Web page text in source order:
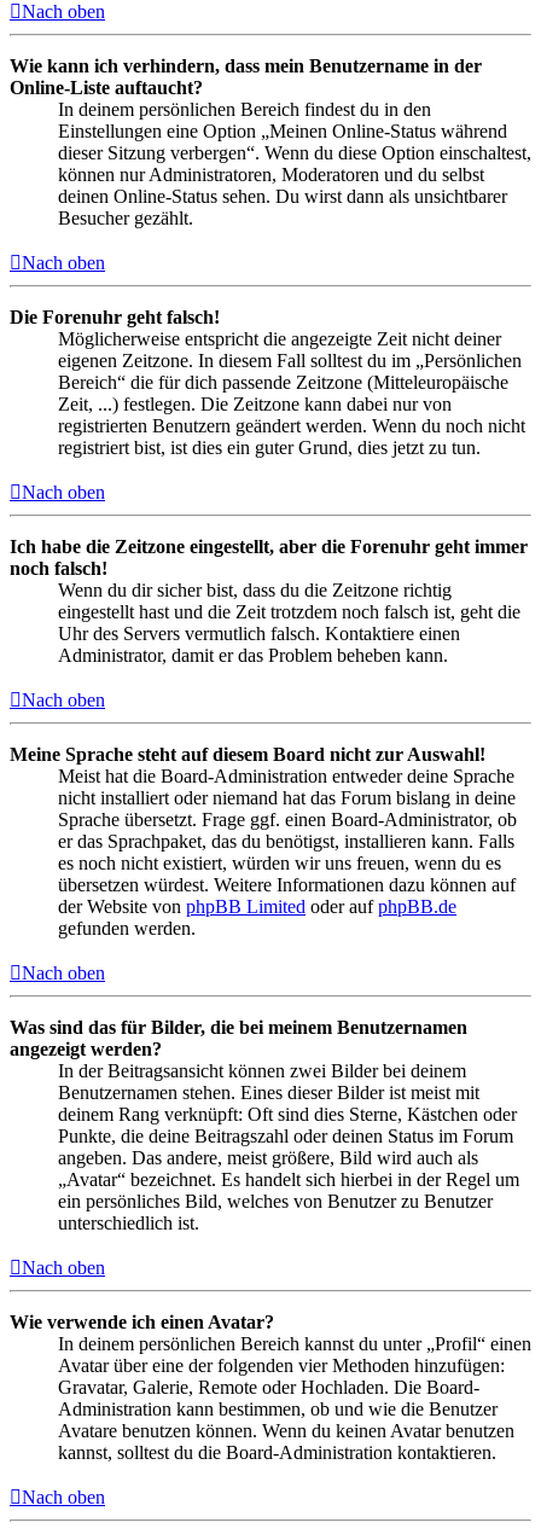
Nach oben
Wie kann ich verhindern, dass mein Benutzername in der
Online-Liste auftaucht?
In deinem persönlichen Bereich findest du in den
Einstellungen eine Option „Meinen Online-Status während
dieser Sitzung verbergen“. Wenn du diese Option einschaltest,
können nur Administratoren, Moderatoren und du selbst
deinen Online-Status sehen. Du wirst dann als unsichtbarer
Besucher gezählt.
Nach oben
Die Forenuhr geht falsch!
Möglicherweise entspricht die angezeigte Zeit nicht deiner
eigenen Zeitzone. In diesem Fall solltest du im „Persönlichen
Bereich“ die für dich passende Zeitzone (Mitteleuropäische
Zeit, ...) festlegen. Die Zeitzone kann dabei nur von
registrierten Benutzern geändert werden. Wenn du noch nicht
registriert bist, ist dies ein guter Grund, dies jetzt zu tun.
Nach oben
Ich habe die Zeitzone eingestellt, aber die Forenuhr geht immer
noch falsch!
Wenn du dir sicher bist, dass du die Zeitzone richtig
eingestellt hast und die Zeit trotzdem noch falsch ist, geht die
Uhr des Servers vermutlich falsch. Kontaktiere einen
Administrator, damit er das Problem beheben kann.
Nach oben
Meine Sprache steht auf diesem Board nicht zur Auswahl!
Meist hat die Board-Administration entweder deine Sprache
nicht installiert oder niemand hat das Forum bislang in deine
Sprache übersetzt. Frage ggf. einen Board-Administrator, ob
er das Sprachpaket, das du benötigst, installieren kann. Falls
es noch nicht existiert, würden wir uns freuen, wenn du es
übersetzen würdest. Weitere Informationen dazu können auf
der Website von phpBB Limited oder aufphpBB.de
gefunden werden.
Nach oben
Was sind das für Bilder, die bei meinem Benutzernamen
angezeigt werden?
In der Beitragsansicht können zwei Bilder bei deinem
Benutzernamen stehen. Eines dieser Bilder ist meist mit
deinem Rang verknüpft: Oft sind dies Sterne, Kästchen oder
Punkte, die deine Beitragszahl oder deinen Status im Forum
angeben. Das andere, meist größere, Bild wird auch als
„Avatar“ bezeichnet. Es handelt sich hierbei in der Regel um
ein persönliches Bild, welches von Benutzer zu Benutzer
unterschiedlich ist.
Nach oben
Wie verwende ich einen Avatar?
In deinem persönlichen Bereich kannst du unter „Profil“ einen
Avatar über eine der folgenden vier Methoden hinzufügen:
Gravatar, Galerie, Remote oder Hochladen. Die Board-
Administration kann bestimmen, ob und wie die Benutzer
Avatare benutzen können. Wenn du keinen Avatar benutzen
kannst, solltest du die Board-Administration kontaktieren.
Nach oben